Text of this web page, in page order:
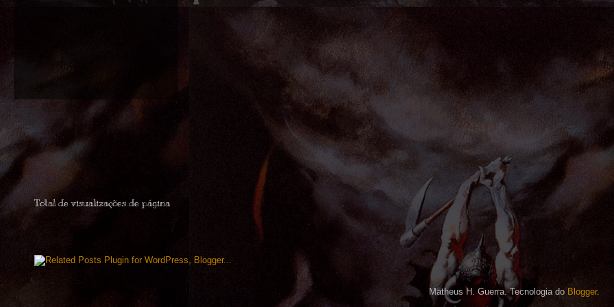
Total de visualizações de página
Matheus H. Guerra. Tecnologia do Blogger.